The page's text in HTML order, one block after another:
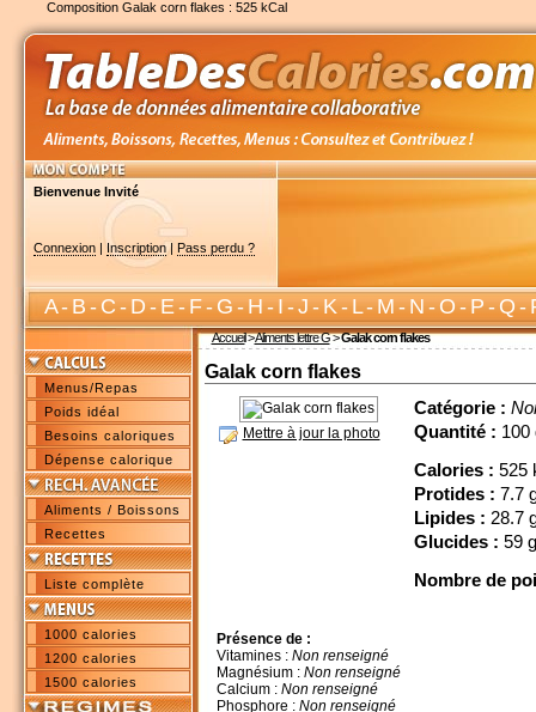
Composition Galak corn flakes : 525 kCal
Bienvenue Invité
Connexion| Inscription| Pass perdu ?
A-B-C-D-E-F-G-H-I-J-K-L-M-N-O-P-Q-
Accueil>Aliments lettre G>Galak corn flakes
Menus/Repas
Poids idéal
Besoins caloriques
Dépense calorique
Aliments / Boissons
Recettes
Liste complète
1000 calories
1200 calories
1500 calories
Galak corn flakes
Mettre à jour la photo
Catégorie :
Quantité : 100
Calories : 525
Protides : 7.7
Lipides : 28.7
Glucides : 59 g
Nombre de
Présence de :
Vitamines : Non renseigné
Magnésium : Non renseigné
Calcium : Non renseigné
Phosphore : Non renseigné